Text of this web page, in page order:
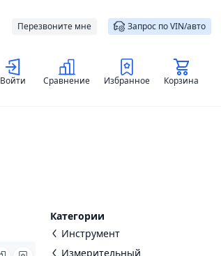
Перезвоните мне Запрос по VIN/авто
Войти Сравнение Избранное Корзина
Категории
Инструмент
Измерительный